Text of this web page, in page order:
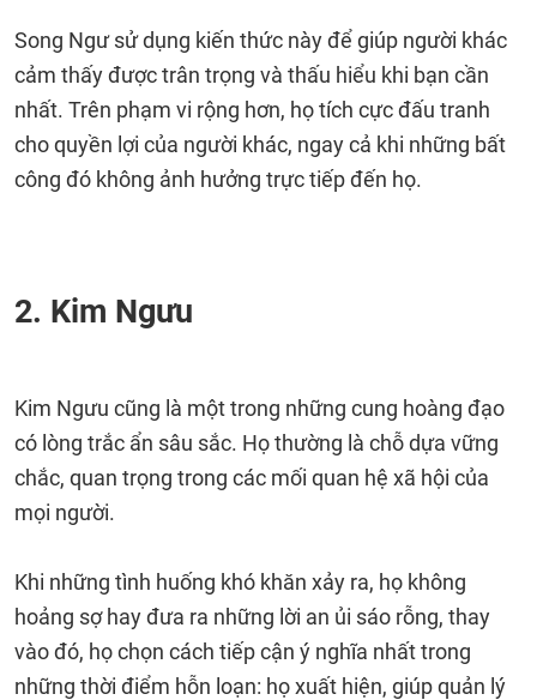
Song Ngư sử dụng kiến ​​thức này để giúp người khác
cảm thấy được trân trọng và thấu hiểu khi bạn cần
nhất. Trên phạm vi rộng hơn, họ tích cực đấu tranh
cho quyền lợi của người khác, ngay cả khi những bất
công đó không ảnh hưởng trực tiếp đến họ.
2. Kim Ngưu
Kim Ngưu cũng là một trong những cung hoàng đạo
có lòng trắc ẩn sâu sắc. Họ thường là chỗ dựa vững
chắc, quan trọng trong các mối quan hệ xã hội của
mọi người.
Khi những tình huống khó khăn xảy ra, họ không
hoảng sợ hay đưa ra những lời an ủi sáo rỗng, thay
vào đó, họ chọn cách tiếp cận ý nghĩa nhất trong
những thời điểm hỗn loạn: họ xuất hiện, giúp quản lý